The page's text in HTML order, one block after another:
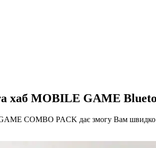
хаб MOBILE GAME
COMBO PACK дає змогу Вам швидко